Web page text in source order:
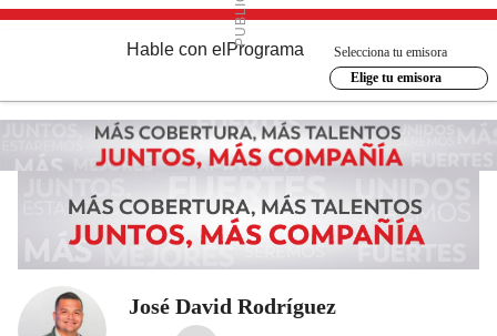
Hable con el Programa
Selecciona tu emisora
Elige tu emisora
José David Rodríguez